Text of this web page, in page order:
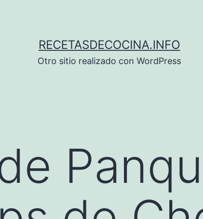
RECETASDECOCINA.INFO
Otro sitio realizado con WordPress